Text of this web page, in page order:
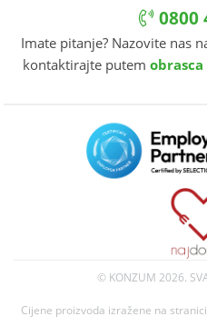
0800
Imate pitanje? Nazovite nas
kontaktirajte putem obrasca
© KONZUM 2026.
Cijene proizvoda izražene na